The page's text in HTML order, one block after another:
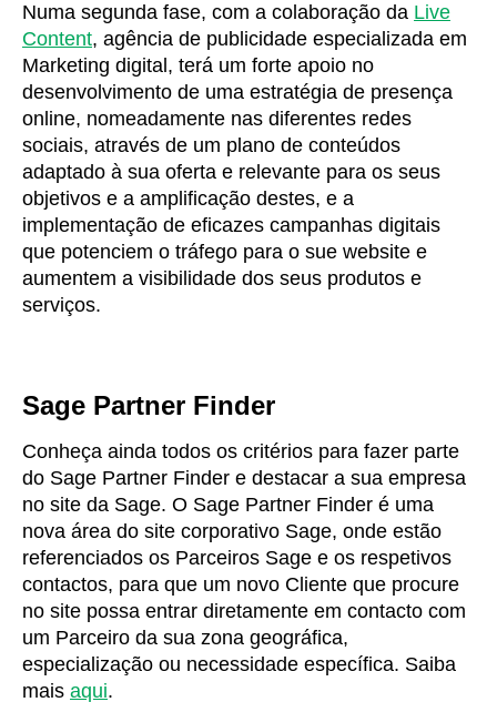
Numa segunda fase, com a colaboração da Live
Content, agência de publicidade especializada em
Marketing digital, terá um forte apoio no
desenvolvimento de uma estratégia de presença
online, nomeadamente nas diferentes redes
sociais, através de um plano de conteúdos
adaptado à sua oferta e relevante para os seus
objetivos e a amplificação destes, e a
implementação de eficazes campanhas digitais
que potenciem o tráfego para o sue website e
aumentem a visibilidade dos seus produtos e
serviços.
Sage Partner Finder
Conheça ainda todos os critérios para fazer parte
do Sage Partner Finder e destacar a sua empresa
no site da Sage. O Sage Partner Finder é uma
nova área do site corporativo Sage, onde estão
referenciados os Parceiros Sage e os respetivos
contactos, para que um novo Cliente que procure
no site possa entrar diretamente em contacto com
um Parceiro da sua zona geográfica,
especialização ou necessidade específica. Saiba
mais aqui.